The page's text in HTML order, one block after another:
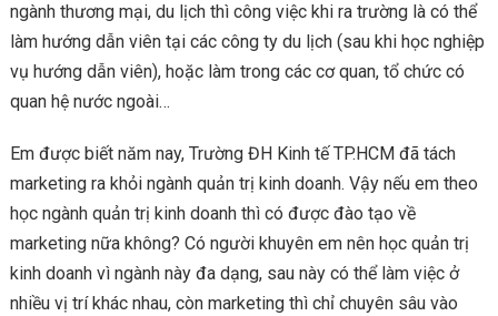
ngành thương mại, du lịch thì công việc khi ra trường là có thể
làm hướng dẫn viên tại các công ty du lịch (sau khi học nghiệp
vụ hướng dẫn viên), hoặc làm trong các cơ quan, tổ chức có
quan hệ nước ngoài…
Em được biết năm nay, Trường ĐH Kinh tế TP.HCM đã tách
marketing ra khỏi ngành quản trị kinh doanh. Vậy nếu em theo
học ngành quản trị kinh doanh thì có được đào tạo về
marketing nữa không? Có người khuyên em nên học quản trị
kinh doanh vì ngành này đa dạng, sau này có thể làm việc ở
nhiều vị trí khác nhau, còn marketing thì chỉ chuyên sâu vào